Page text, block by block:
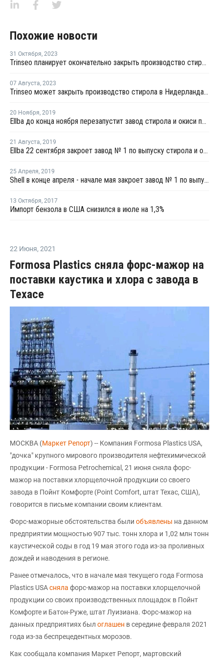
Похожие новости
31 Октября, 2023
Trinseo планирует окончательно закрыть производство стирола в Тернезене
07 Августа, 2023
Trinseo может закрыть производство стирола в Нидерландах на фоне высоких затрат и растущего предложения
20 Ноября, 2019
Ellba до конца ноября перезапустит завод стирола и окиси пропилена в Нидерландах после плановой профилактики
21 Августа, 2019
Ellba 22 сентября закроет завод № 1 по выпуску стирола и окиси пропилена в Нидерландах на плановую профилактику
25 Апреля, 2019
Shell в конце апреля - начале мая закроет завод № 1 по выпуску стирола и оксида пропилена в Нидерландах
13 Октября, 2017
Импорт бензола в США снизился в июле на 1,3%
22 Июня, 2021
Formosa Plastics сняла форс-мажор на
поставки каустика и хлора с завода в
Техасе
МОСКВА (Маркет Репорт) -- Компания Formosa Plastics USA,
"дочка" крупного мирового производителя нефтехимической
продукции - Formosa Petrochemical, 21 июня сняла форс-
мажор на поставки хлорщелочной продукции со своего
завода в Пойнт Комфорте (Point Comfort, штат Техас, США),
говорится в письме компании своим клиентам.
Форс-мажорные обстоятельства были объявлены на данном
предприятии мощностью 907 тыс. тонн хлора и 1,02 млн тонн
каустической соды в год 19 мая этого года из-за проливных
дождей и наводения в регионе.
Ранее отмечалось, что в начале мая текущего года Formosa
Plastics USAсняла форс-мажор на поставки хлорщелочной
продукции со своих производственных площадок в Пойнт
Комфорте и Батон-Руже, штат Луизиана. Форс-мажор на
данных предприятиях был оглашен в середине февраля 2021
года из-за беспрецедентных морозов.
Как сообщала компания Маркет Репорт, мартовский